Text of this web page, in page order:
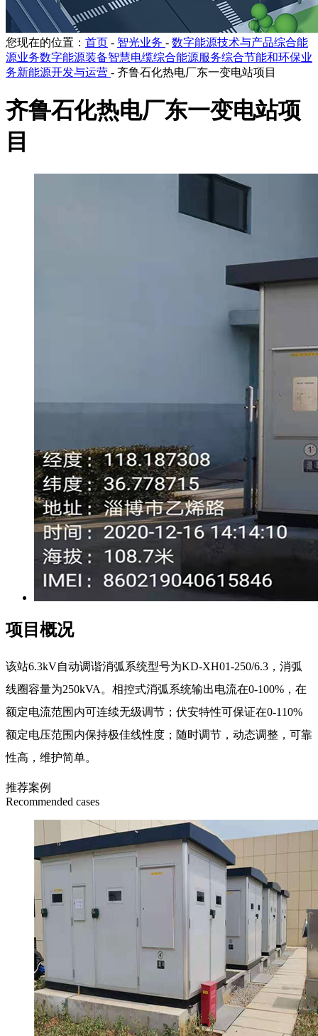
您现在的位置： 首页 - 智光业务 - 数字能源技术与产品综合能
源业务数字能源装备智慧电缆综合能源服务综合节能和环保业
务新能源开发与运营 - 齐鲁石化热电厂东一变电站项目
齐鲁石化热电厂东一变电站项
目
项目概况
该站6.3kV自动调谐消弧系统型号为KD-XH01-250/6.3，消弧
线圈容量为250kVA。相控式消弧系统输出电流在0-100%，在
额定电流范围内可连续无级调节；伏安特性可保证在0-110%
额定电压范围内保持极佳线性度；随时调节，动态调整，可靠
性高，维护简单。
推荐案例
Recommended cases